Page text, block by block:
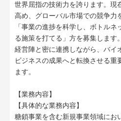
世界屈指の技術力を誇ります。現
高め、グローバル市場での競争力
「事業の進捗を科学し、ボトル
る施策を打てる」方を募集します。
経営陣と密に連携しながら、バイ
ビジネスの成果へと転換させる重
ます。
【業務内容】
【具体的な業務内容】
糖鎖事業を含む新規事業領域にお